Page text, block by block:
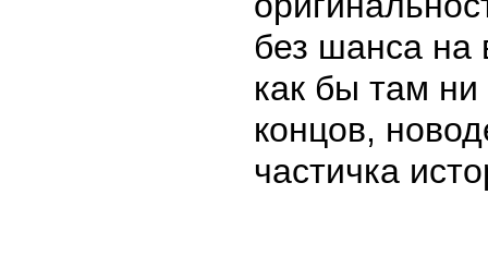
без шанса на
как бы там
концов,
частичка